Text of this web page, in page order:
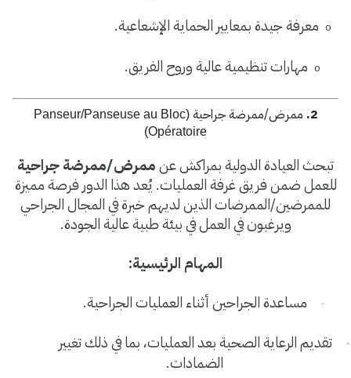
o معرفة جيدة بمعايير الحماية الإشعاعية.
o مهارات تنظيمية عالية وروح الفريق.
2. ممرض/ممرضة جراحية
(Panseur/Panseuse au Bloc
Opératoire)
تبحث العيادة الدولية بمراكش عنممرض/ممرضة جراحية
للعمل ضمن فريق غرفة العمليات. يُعد هذا الدور فرصة مميزة
للممرضين/الممرضات الذين لديهم خبرة في المجال الجراحي
ويرغبون في العمل في بيئة طبية عالية الجودة.
المهام الرئيسية:
· مساعدة الجراحين أثناء العمليات الجراحية.
·
تقديم الرعاية الصحية بعد العمليات، بما في ذلك تغيير
الضمادات.